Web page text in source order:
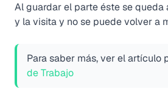
Al guardar el parte éste se queda
y la visita y no se puede volver a
Para saber más, ver el artículo
de Trabajo